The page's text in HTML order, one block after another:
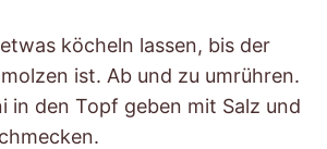
köcheln lassen, bis der
ist. Ab und zu umrühren.
in den Topf geben mit Salz und